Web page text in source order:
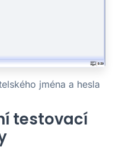
jména a hesla
testovací